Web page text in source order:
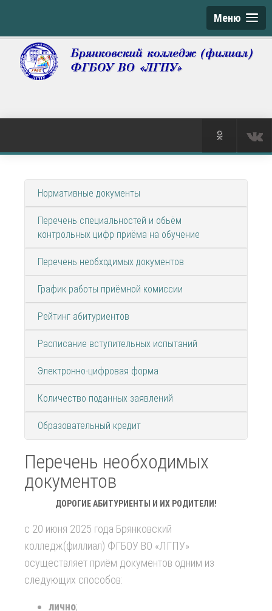
Меню
Нормативные документы
Перечень специальностей и обьём
контрольных цифр приёма на обучение
Перечень необходимых документов
График работы приёмной комиссии
Рейтинг абитуриентов
Расписание вступительных испытаний
Электронно-цифровая форма
Количество поданных заявлений
Образовательный кредит
Перечень необходимых
документов
ДОРОГИЕ АБИТУРИЕНТЫ И ИХ РОДИТЕЛИ!
с 20 июня 2025 года Брянковский
колледж(филлиал) ФГБОУ ВО «ЛГПУ»
осуществляет приём документов одним из
следующих способов:
лично;